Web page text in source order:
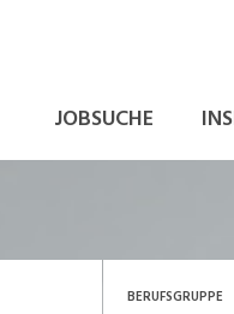
JOBSUCHE
BERUFSGRUPPE